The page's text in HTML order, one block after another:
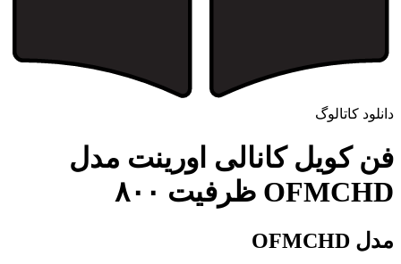
دانلود کاتالوگ
فن کویل کانالی اورینت مدل
OFMCHD ظرفیت ۸۰۰
مدل OFMCHD